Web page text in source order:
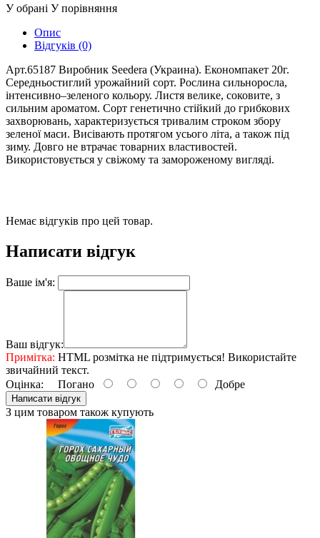
У обрані У порівняння
Опис
Відгуків (0)
Арт.65187 Виробник Seedera (Украина). Економпакет 20г.
Середньостиглий урожайний сорт. Рослина сильноросла,
інтенсивно–зеленого кольору. Листя велике, соковите, з
сильним ароматом. Сорт генетично стійкий до грибкових
захворювань, характеризується тривалим строком збору
зеленої маси. Висівають протягом усього літа, а також під
зиму. Довго не втрачає товарних властивостей.
Використовується у свіжому та замороженому вигляді.
Немає відгуків про цей товар.
Написати відгук
Ваше ім'я:
Ваш відгук:
Примітка: HTML розмітка не підтримується! Використайте
звичайний текст.
Оцінка: Погано Добре
Написати відгук
З цим товаром також купують